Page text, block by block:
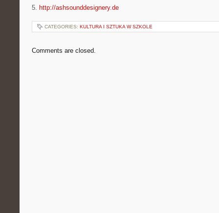
5. http://ashsounddesignery.de
CATEGORIES: KULTURA I SZTUKA W SZKOLE
Comments are closed.